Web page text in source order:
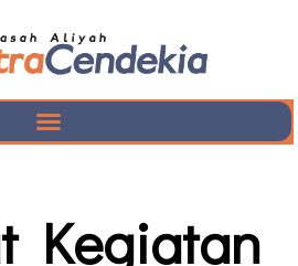
Kegiatan